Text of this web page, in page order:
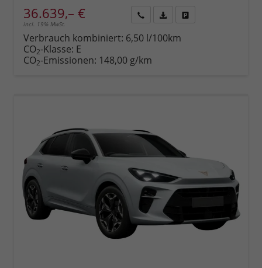
36.639,– €
incl. 19% MwSt.
anfordern
Datei,
Verbrauch kombiniert: 6,50 l/100km
CO2-Klasse: E
CO2-Emissionen: 148,00 g/km